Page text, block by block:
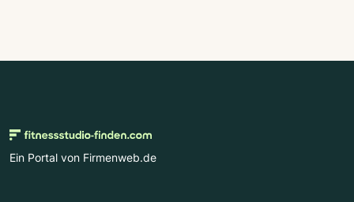
Ein Portal von Firmenweb.de